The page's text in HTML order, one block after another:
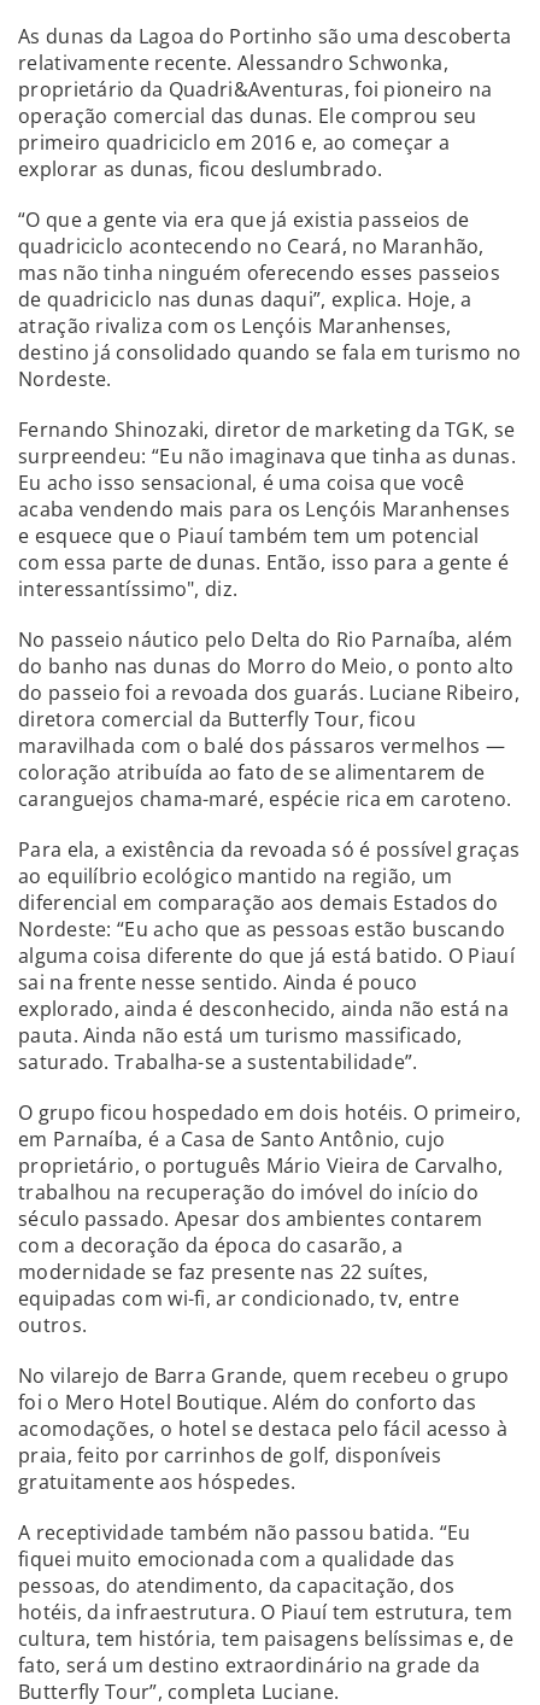
As dunas da Lagoa do Portinho são uma descoberta
relativamente recente. Alessandro Schwonka,
proprietário da Quadri&Aventuras, foi pioneiro na
operação comercial das dunas. Ele comprou seu
primeiro quadriciclo em 2016 e, ao começar a
explorar as dunas, ficou deslumbrado.
“O que a gente via era que já existia passeios de
quadriciclo acontecendo no Ceará, no Maranhão,
mas não tinha ninguém oferecendo esses passeios
de quadriciclo nas dunas daqui”, explica. Hoje, a
atração rivaliza com os Lençóis Maranhenses,
destino já consolidado quando se fala em turismo no
Nordeste.
Fernando Shinozaki, diretor de marketing da TGK, se
surpreendeu: “Eu não imaginava que tinha as dunas.
Eu acho isso sensacional, é uma coisa que você
acaba vendendo mais para os Lençóis Maranhenses
e esquece que o Piauí também tem um potencial
com essa parte de dunas. Então, isso para a gente é
interessantíssimo", diz.
No passeio náutico pelo Delta do Rio Parnaíba, além
do banho nas dunas do Morro do Meio, o ponto alto
do passeio foi a revoada dos guarás. Luciane Ribeiro,
diretora comercial da Butterfly Tour, ficou
maravilhada com o balé dos pássaros vermelhos —
coloração atribuída ao fato de se alimentarem de
caranguejos chama-maré, espécie rica em caroteno.
Para ela, a existência da revoada só é possível graças
ao equilíbrio ecológico mantido na região, um
diferencial em comparação aos demais Estados do
Nordeste: “Eu acho que as pessoas estão buscando
alguma coisa diferente do que já está batido. O Piauí
sai na frente nesse sentido. Ainda é pouco
explorado, ainda é desconhecido, ainda não está na
pauta. Ainda não está um turismo massificado,
saturado. Trabalha-se a sustentabilidade”.
O grupo ficou hospedado em dois hotéis. O primeiro,
em Parnaíba, é a Casa de Santo Antônio, cujo
proprietário, o português Mário Vieira de Carvalho,
trabalhou na recuperação do imóvel do início do
século passado. Apesar dos ambientes contarem
com a decoração da época do casarão, a
modernidade se faz presente nas 22 suítes,
equipadas com wi-fi, ar condicionado, tv, entre
outros.
No vilarejo de Barra Grande, quem recebeu o grupo
foi o Mero Hotel Boutique. Além do conforto das
acomodações, o hotel se destaca pelo fácil acesso à
praia, feito por carrinhos de golf, disponíveis
gratuitamente aos hóspedes.
A receptividade também não passou batida. “Eu
fiquei muito emocionada com a qualidade das
pessoas, do atendimento, da capacitação, dos
hotéis, da infraestrutura. O Piauí tem estrutura, tem
cultura, tem história, tem paisagens belíssimas e, de
fato, será um destino extraordinário na grade da
Butterfly Tour”, completa Luciane.